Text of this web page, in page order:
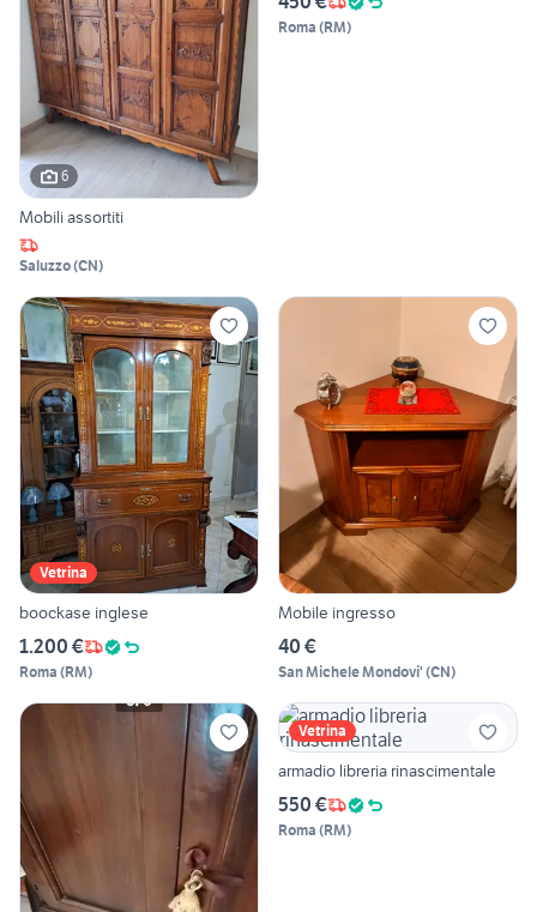
6
Mobili assortiti
Saluzzo(CN)
Roma (RM)
Vetrina
boockase inglese
1.200 €
Roma (RM)
Mobile ingresso
40 €
San Michele Mondovi' (CN)
Vetrina
armadio libreria rinascimentale
550 €
Roma (RM)